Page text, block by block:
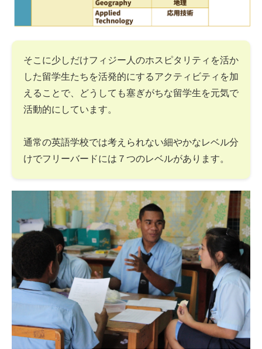
そこに少しだけフィジー人のホスピタリティを活か
した留学生たちを活発的にするアクティビティを加
えることで、どうしても塞ぎがちな留学生を元気で
活動的にしています。
通常の英語学校では考えられない細やかなレベル分
けでフリーバードには７つのレベルがあります。